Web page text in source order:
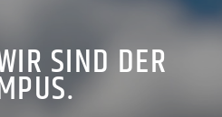
SIND DER